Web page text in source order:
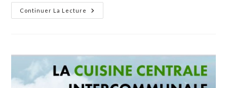
Continuer La Lecture
La
Société
Reçoit
De
Gallargues